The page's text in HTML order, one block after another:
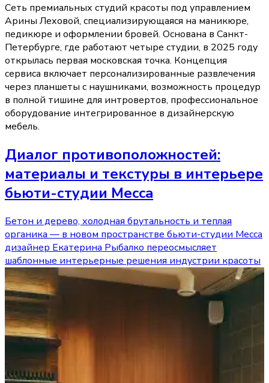
Cеть премиальных студий красоты под управлением
Арины Леховой, специализирующаяся на маникюре,
педикюре и оформлении бровей. Основана в Санкт-
Петербурге, где работают четыре студии, в 2025 году
открылась первая московская точка. Концепция
сервиса включает персонализированные развлечения
через планшеты с наушниками, возможность процедур
в полной тишине для интровертов, профессиональное
оборудование интегрированное в дизайнерскую
мебель.
Диалог противоположностей:
материалы и текстуры в интерьере
бьюти-студии Mecca
Бетон и дерево, холодная брутальность и теплая
органика — в новом пространстве бьюти-студии Mecca
дизайнер Екатерина Рыбалко переосмысляет
шаблонные интерьерные решения индустрии красоты